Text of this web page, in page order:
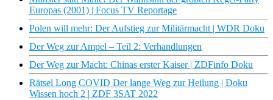
Europas (2001) | Focus TV Reportage
Polen will mehr: Der Aufstieg zur Militärmacht | WDR Doku
Der Weg zur Ampel – Teil 2: Verhandlungen
Der Weg zur Macht: Chinas erster Kaiser | ZDFinfo Doku
Rätsel Long COVID Der lange Weg zur Heilung | Doku
Wissen hoch 2 | ZDF 3SAT 2022